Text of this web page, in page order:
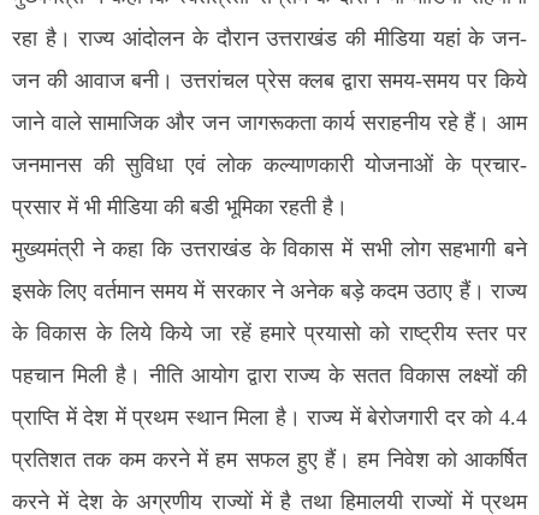
रहा है। राज्य आंदोलन के दौरान उत्तराखंड की मीडिया यहां के जन-
जन की आवाज बनी। उत्तरांचल प्रेस क्लब द्वारा समय-समय पर किये
जाने वाले सामाजिक और जन जागरूकता कार्य सराहनीय रहे हैं। आम
जनमानस की सुविधा एवं लोक कल्याणकारी योजनाओं के प्रचार-
प्रसार में भी मीडिया की बडी भूमिका रहती है।
मुख्यमंत्री ने कहा कि उत्तराखंड के विकास में सभी लोग सहभागी बने
इसके लिए वर्तमान समय में सरकार ने अनेक बड़े कदम उठाए हैं। राज्य
के विकास के लिये किये जा रहें हमारे प्रयासो को राष्ट्रीय स्तर पर
पहचान मिली है। नीति आयोग द्वारा राज्य के सतत विकास लक्ष्यों की
प्राप्ति में देश में प्रथम स्थान मिला है। राज्य में बेरोजगारी दर को 4.4
प्रतिशत तक कम करने में हम सफल हुए हैं। हम निवेश को आकर्षित
करने में देश के अग्रणीय राज्यों में है तथा हिमालयी राज्यों में प्रथम